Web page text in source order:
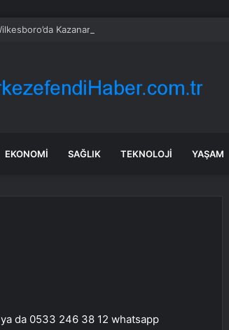
Kazanarak Galibiyet Hasretini Sonlandırdı
EKONOMI SAĞLIK TEKNOLOJI YAŞAM
da 0533 246 38 12 whatsapp